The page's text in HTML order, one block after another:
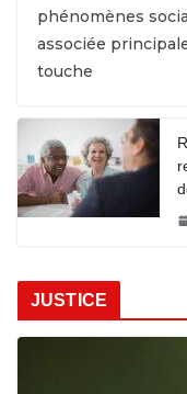
phénomènes
associée
touche
JUSTICE